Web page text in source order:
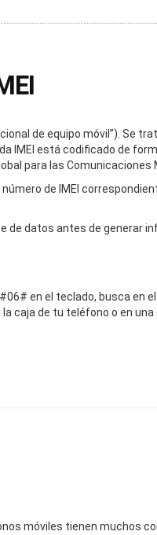
de equipo móvil”). Se
IMEI está codificado de
para las Comunicaciones
de IMEI
de datos antes de generar
en el teclado, busca en
la caja de tu teléfono o en
móviles tienen muchos